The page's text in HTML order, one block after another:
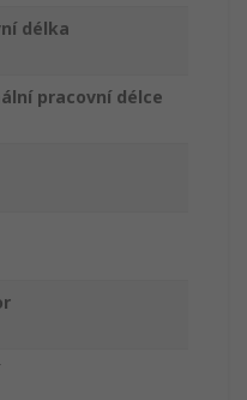
délka
pracovní délce